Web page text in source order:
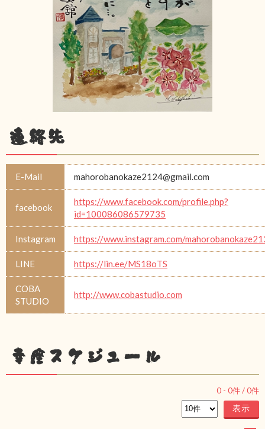
連絡先
E-Mail mahorobanokaze2124@gmail.com
facebook
https://www.facebook.com/profile.php?
id=100086086579735
Instagram https://www.instagram.com/
LINE https://lin.ee/MS18oTS
COBA
STUDIO
http://www.cobastudio.com
幸座スケジュール
0 - 0件 /0件